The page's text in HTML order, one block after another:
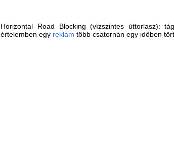
Horizontal Road Blocking (vízszintes úttorlasz):
értelemben egy reklám több csatornán egy időben